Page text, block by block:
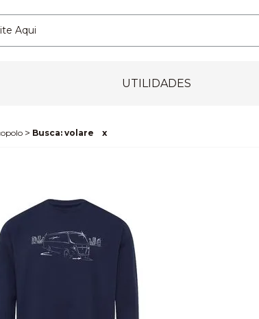
UTILIDADES
Busca: volare x